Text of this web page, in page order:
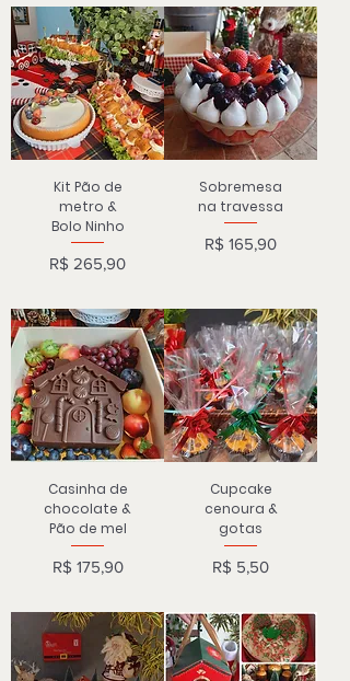
Kit Pão de
metro &
Bolo Ninho
Preço
R$ 265,90
Sobremesa
na travessa
Preço
R$ 165,90
Casinha de
chocolate &
Pão de mel
Preço
R$ 175,90
Cupcake
cenoura &
gotas
Preço
R$ 5,50